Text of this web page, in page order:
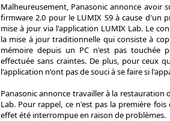
Malheureusement, Panasonic annonce avoir
firmware 2.0 pour le LUMIX S9 à cause d'un
mise à jour via l'application LUMIX Lab. Le
la mise à jour traditionnelle qui consiste à
mémoire depuis un PC n'est pas touchée
effectuée sans craintes. De plus, pour ceux
l'application n'ont pas de souci à se faire si
Panasonic annonce travailler à la restauration
Lab. Pour rappel, ce n'est pas la première
effet été interrompue en raison de problèmes.